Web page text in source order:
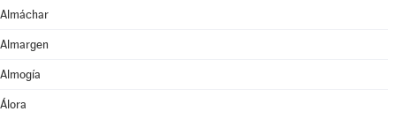
Almáchar
Almargen
Almogía
Álora